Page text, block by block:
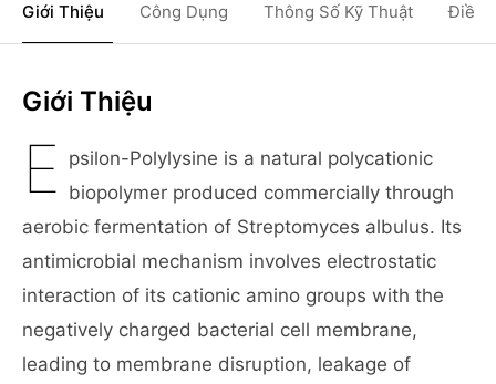
Giới Thiệu Công Dụng Thông Số Kỹ Thuật Điều
Giới Thiệu
E psilon-Polylysine is a natural polycationic
biopolymer produced commercially through
aerobic fermentation of Streptomyces albulus. Its
antimicrobial mechanism involves electrostatic
interaction of its cationic amino groups with the
negatively charged bacterial cell membrane,
leading to membrane disruption, leakage of